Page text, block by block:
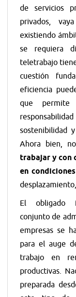
de servicios
privados,
existiendo
se requiera
teletrabajo
cuestión
eficiencia
que
sostenibilidad
Ahora bien,
trabajar y con
en
El obligado
conjunto de
empresas se
para el auge
trabajo en
productivas.
preparada